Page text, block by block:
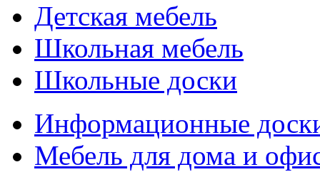
Детская мебель
Школьная мебель
Школьные доски
Информационные
Мебель для дома и